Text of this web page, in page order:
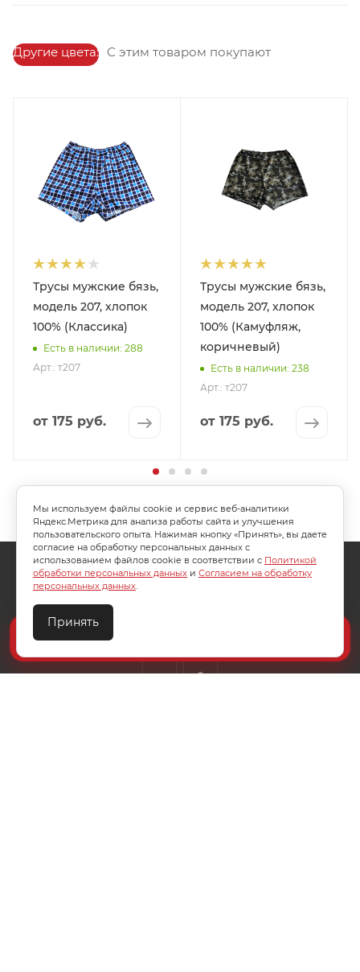
Другие цвета: С этим товаром покупают
Трусы мужские бязь,
модель 207, хлопок
100% (Классика)
Есть в наличии: 288
Арт.: т207
от 175 руб.
Трусы мужские бязь,
модель 207, хлопок
100% (Камуфляж,
коричневый)
Есть в наличии: 238
Арт.: т207
от 175 руб.
О КОМПАНИИ АКЦИИ КАК КУПИТЬ
УСЛОВИЯ ОПЛАТЫ
ТЕХПОДДЕРЖКА
Мы используем файлы cookie и сервис веб-аналитики
Яндекс.Метрика для анализа работы сайта и улучшения
пользовательского опыта. Нажимая кнопку «Принять», вы даете
согласие на обработку персональных данных с
использованием файлов cookie в соответствии с Политикой
обработки персональных данных и Согласием на обработку
персональных данных.
Принять